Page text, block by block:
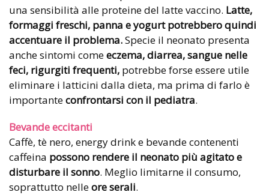
una sensibilità alle proteine del latte vaccino. Latte,
formaggi freschi, panna e yogurt potrebbero quindi
accentuare il problema.Specie il neonato presenta
anche sintomi comeeczema, diarrea, sangue nelle
feci, rigurgiti frequenti, potrebbe forse essere utile
eliminare i latticini dalla dieta, ma prima di farlo è
importanteconfrontarsi con il pediatra.
Bevande eccitanti
Caffè, tè nero, energy drink e bevande contenenti
caffeina possono rendere il neonato più agitato e
disturbare il sonno. Meglio limitarne il consumo,
soprattutto nelleore serali.